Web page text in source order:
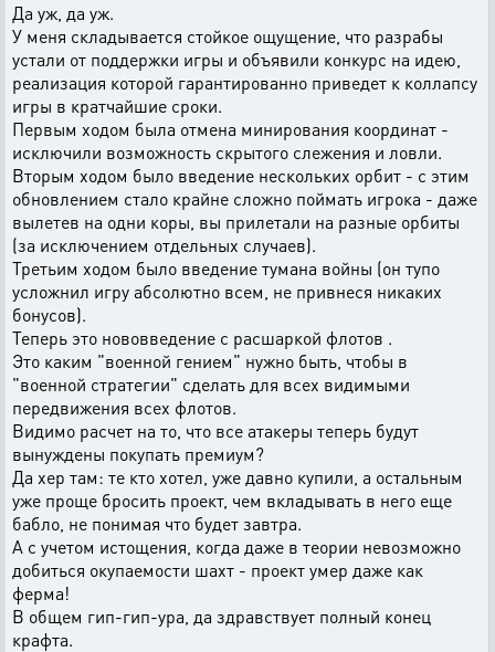
Да уж, да уж.
У меня складывается стойкое ощущение, что разрабы
устали от поддержки игры и объявили конкурс на идею,
реализация которой гарантированно приведет к коллапсу
игры в кратчайшие сроки.
Первым ходом была отмена минирования координат -
исключили возможность скрытого слежения и ловли.
Вторым ходом было введение нескольких орбит - с этим
обновлением стало крайне сложно поймать игрока - даже
вылетев на одни коры, вы прилетали на разные орбиты
(за исключением отдельных случаев).
Третьим ходом было введение тумана войны (он тупо
усложнил игру абсолютно всем, не привнеся никаких
бонусов).
Теперь это нововведение с расшаркой флотов .
Это каким "военной гением" нужно быть, чтобы в
"военной стратегии" сделать для всех видимыми
передвижения всех флотов.
Видимо расчет на то, что все атакеры теперь будут
вынуждены покупать премиум?
Да хер там: те кто хотел, уже давно купили, а остальным
уже проще бросить проект, чем вкладывать в него еще
бабло, не понимая что будет завтра.
А с учетом истощения, когда даже в теории невозможно
добиться окупаемости шахт - проект умер даже как
ферма!
В общем гип-гип-ура, да здравствует полный конец
крафта.